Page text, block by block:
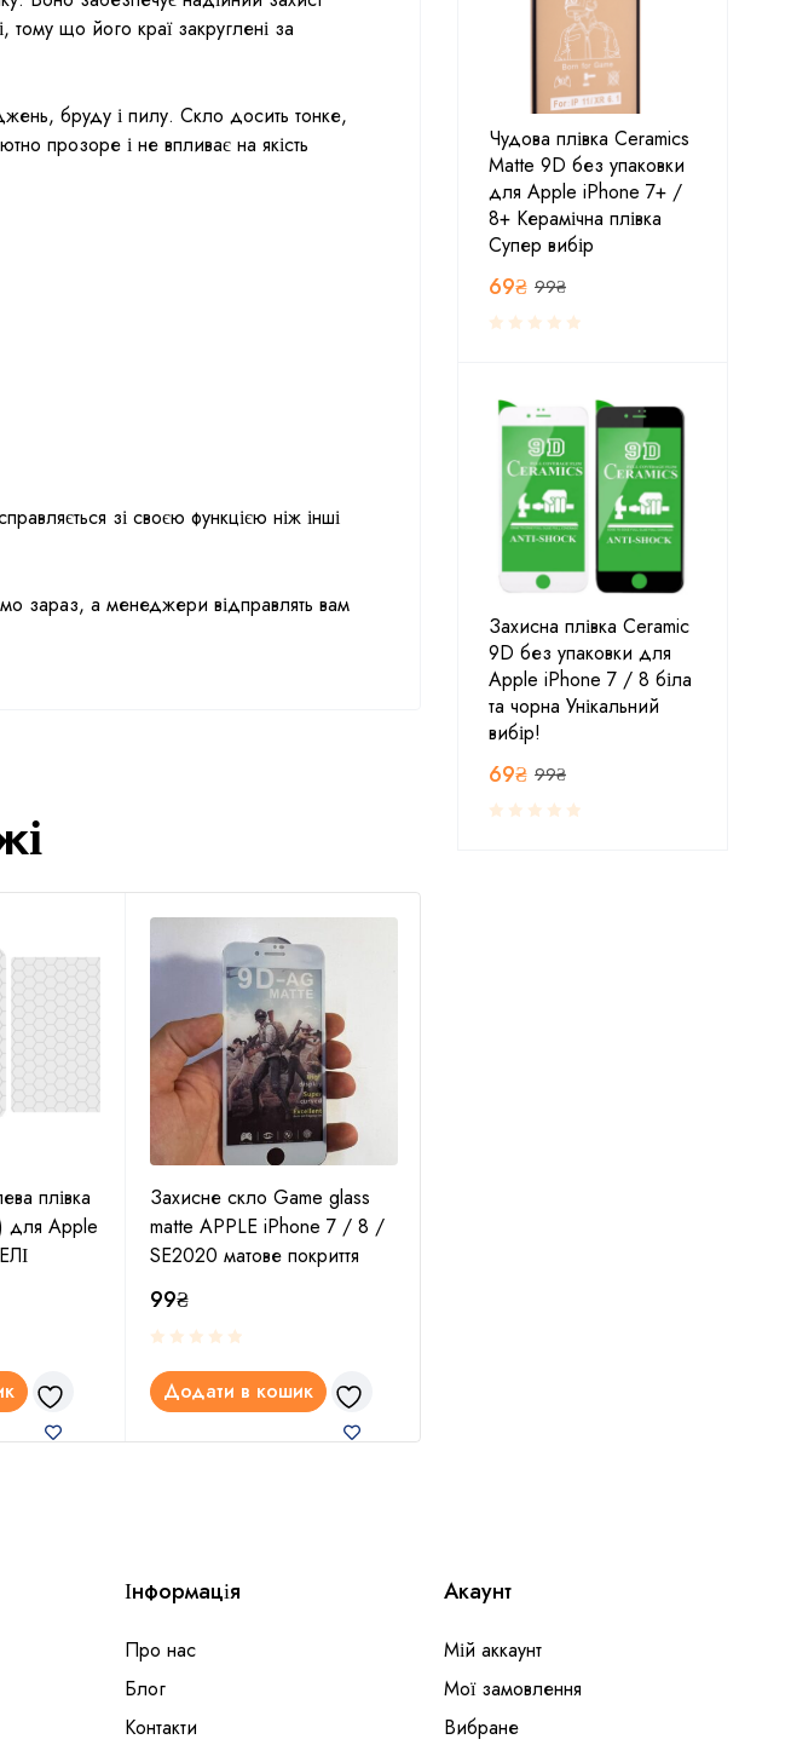
тому що його краї закруглені за
бруду і пилу. Скло досить тонке,
прозоре і не впливає на якість
зі своєю функцією ніж інші
зараз, а менеджери відправлять вам
плівка
для Apple
Захисне скло Game glass
matte APPLE iPhone 7 / 8 /
SE2020 матове покриття
99₴
Додати в кошик
Чудова плівка Ceramics
Matte 9D без упаковки
для Apple iPhone 7+ /
8+ Керамічна плівка
Супер вибір
99₴
69₴
Захисна плівка Ceramic
9D без упаковки для
Apple iPhone 7 / 8 біла
та чорна Унікальний
вибір!
99₴
69₴
Інформація
Про нас
Блог
Контакти
Акаунт
Мій аккаунт
Мої замовлення
Вибране